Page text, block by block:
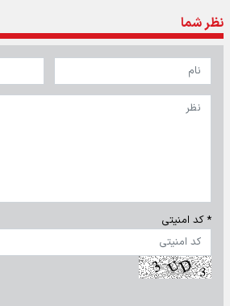
نظر شما
* کد امنیتی